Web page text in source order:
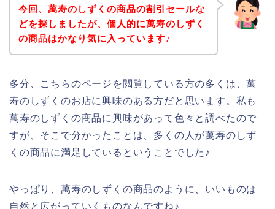
今回、萬寿のしずくの商品の割引セールな
どを探しましたが、個人的に萬寿のしずく
の商品はかなり気に入っています♪
多分、こちらのページを閲覧している方の多くは、萬
寿のしずくのお店に興味のある方だと思います。私も
萬寿のしずくの商品に興味があって色々と調べたので
すが、そこで分かったことは、多くの人が萬寿のしず
くの商品に満足しているということでした♪
やっぱり、萬寿のしずくの商品のように、いいものは
自然と広がっていくものなんですね♪